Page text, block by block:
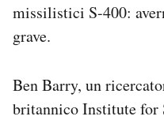
missilistici S-400:
grave.
Ben Barry, un
britannico Institute for